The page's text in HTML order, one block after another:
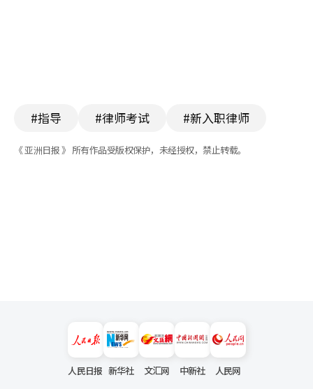
#指导 #律师考试 #新入职律师
《 亚洲日报 》 所有作品受版权保护，未经授权，禁止转载。
人民日报 新华社 文汇网 中新社 人民网